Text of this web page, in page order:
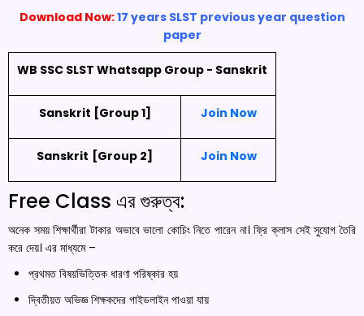
Download Now:17 years SLST previous year question
paper
WB SSC SLST Whatsapp Group - Sanskrit
Sanskrit [Group 1] Join Now
Sanskrit [Group 2] Join Now
Free Class এর গুরুত্ব:
অনেক সময় শিক্ষার্থীরা টাকার অভাবে ভালো কোচিং নিতে পারেন না। ফ্রি ক্লাস সেই সুযোগ তৈরি
করে দেয়। এর মাধ্যমে –
প্রথমত বিষয়ভিত্তিক ধারণা পরিষ্কার হয়
দ্বিতীয়ত অভিজ্ঞ শিক্ষকদের গাইডলাইন পাওয়া যায়